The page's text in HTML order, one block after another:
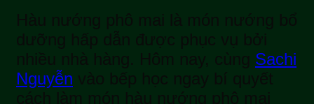
Hàu nướng phô mai là món nướng bổ
dưỡng hấp dẫn được phục vụ bởi
nhiều nhà hàng. Hôm nay, cùng Sachi
Nguyễn vào bếp học ngay bí quyết
cách làm món hàu nướng phô mai